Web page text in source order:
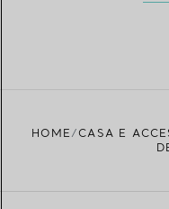
HOME CASA E